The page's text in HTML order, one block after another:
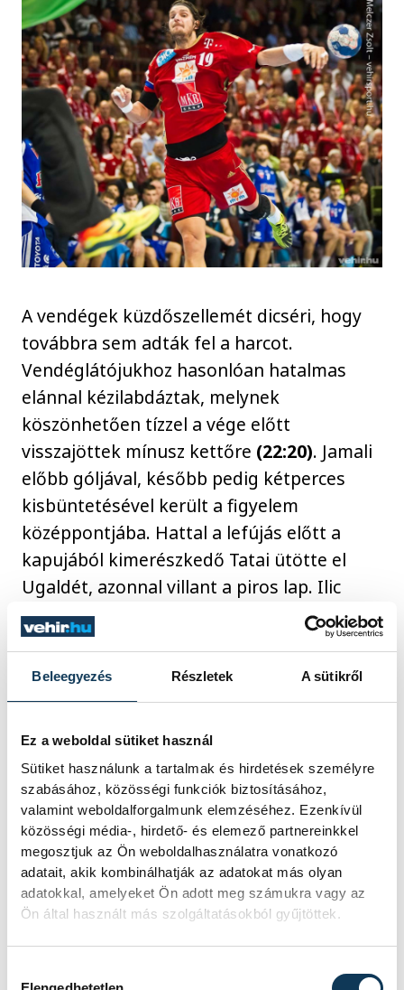
Beleegyezés Részletek A sütikről
Ez a weboldal sütiket használ
Sütiket használunk a tartalmak és hirdetések személyre
szabásához, közösségi funkciók biztosításához,
valamint weboldalforgalmunk elemzéséhez. Ezenkívül
közösségi média-, hirdető- és elemező partnereinkkel
megosztjuk az Ön weboldalhasználatra vonatkozó
adatait, akik kombinálhatják az adatokat más olyan
adatokkal, amelyeket Ön adott meg számukra vagy az
Ön által használt más szolgáltatásokból gyűjtöttek.
A vendégek küzdőszellemét dicséri, hogy
továbbra sem adták fel a harcot.
Vendéglátójukhoz hasonlóan hatalmas
elánnal kézilabdáztak, melynek
köszönhetően tízzel a vége előtt
visszajöttek mínusz kettőre (22:20). Jamali
előbb góljával, később pedig kétperces
kisbüntetésével került a figyelem
középpontjába. Hattal a lefújás előtt a
kapujából kimerészkedő Tatai ütötte el
Ugaldét, azonnal villant a piros lap. Ilic
pedig ezt a büntetőt is bevágta
(55. perc:
24:20). Kettővel a lefújás előtt Prce
gondoskodott arról, hogy ne tekinthessük
teljesen lefutottnak a meccset, a
villant, eldöntve a két pont, s vélhetően az
alapszakasz-győzelem sorsát.